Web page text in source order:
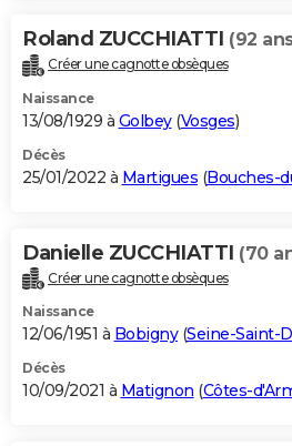
Roland ZUCCHIATTI (92
Créer une cagnotte obsèques
Naissance
13/08/1929 à Golbey(Vosges)
Décès
25/01/2022 à Martigues (Bouches-
Danielle ZUCCHIATTI (70
Créer une cagnotte obsèques
Naissance
12/06/1951 à Bobigny(Seine-Saint-
Décès
10/09/2021 à Matignon (Côtes-